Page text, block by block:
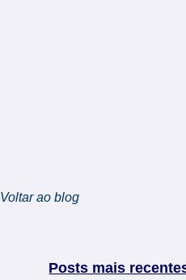
Voltar ao blog
Posts mais